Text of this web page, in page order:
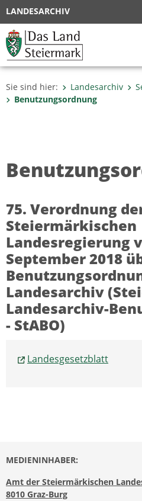
LANDESARCHIV
Sie sind hier: Landesarchiv
Benutzungsordnung
75. Verordnung
Steiermärkischen
Landesregierung
September 2018
Landesarchiv
Landesarchiv-
- StABO)
Landesgesetzblatt
MEDIENINHABER:
Amt der Steiermärkischen
8010 Graz-Burg